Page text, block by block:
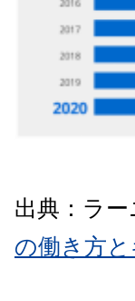
出典：ラ
の働き方